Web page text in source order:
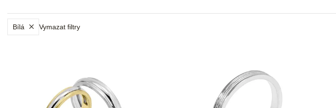
Bílá Vymazat filtry